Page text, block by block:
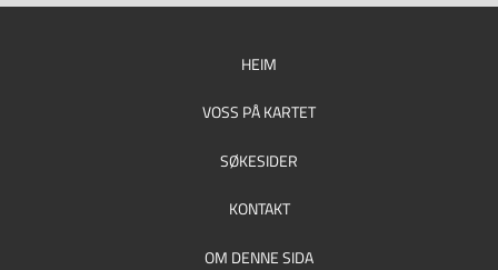
HEIM
VOSS PÅ KARTET
SØKESIDER
KONTAKT
OM DENNE SIDA